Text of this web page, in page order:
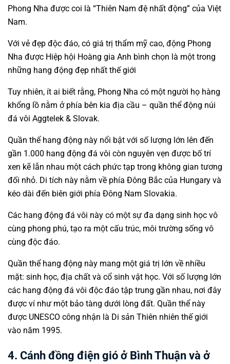
Phong Nha được coi là “Thiên Nam đệ nhất động” của Việt
Nam.
Với vẻ đẹp độc đáo, có giá trị thẩm mỹ cao, động Phong
Nha được Hiệp hội Hoàng gia Anh bình chọn là một trong
những hang động đẹp nhất thế giới
Tuy nhiên, ít ai biết rằng, Phong Nha có một người họ hàng
khổng lồ nằm ở phía bên kia địa cầu – quần thể động núi
đá vôi Aggtelek & Slovak.
Quần thể hang động này nổi bật với số lượng lớn lên đến
gần 1.000 hang động đá vôi còn nguyên vẹn được bố trí
xen kẽ lẫn nhau một cách phức tạp trong không gian tương
đối nhỏ. Di tích này nằm về phía Đông Bắc của Hungary và
kéo dài đến biên giới phía Đông Nam Slovakia.
Các hang động đá vôi này có một sự đa dạng sinh học vô
cùng phong phú, tạo ra một cấu trúc, môi trường sống vô
cùng độc đáo.
Quần thể hang động này mang một giá trị lớn về nhiều
mặt: sinh học, địa chất và cổ sinh vật học. Với số lượng lớn
các hang động đá vôi độc đáo tập trung gần nhau, nơi đây
được ví như một bảo tàng dưới lòng đất. Quần thể này
được UNESCO công nhận là Di sản Thiên nhiên thế giới
vào năm 1995.
4. Cánh đồng điện gió ở Bình Thuận và ở